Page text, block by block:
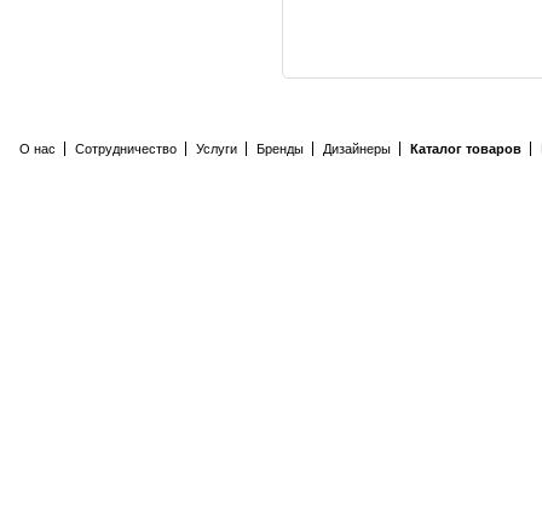
О нас Сотрудничество Услуги Бренды Дизайнеры Каталог товаров